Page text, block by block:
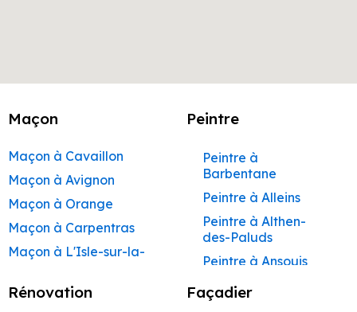
Maçon
Maçon à Cavaillon
Maçon à Avignon
Maçon à Orange
Maçon à Carpentras
Maçon à L'Isle-sur-la-
Maçon à Apt
Peintre
Peintre à
Barbentane
Peintre à Alleins
Peintre à Althen-
des-Paluds
Peintre à Ansouis
Peintre à Apt
Rénovation Façadier